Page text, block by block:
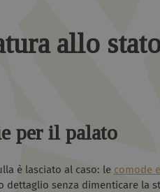
allo
per il palato
è lasciato al caso: le comode
senza dimenticare la